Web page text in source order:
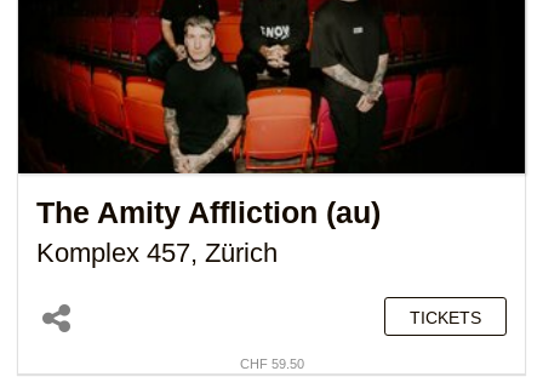
The Amity Affliction (au)
Komplex 457, Zürich
TICKETS
CHF 59.50